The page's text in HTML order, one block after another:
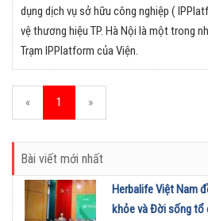
dụng dịch vụ sở hữu công nghiệp (
vệ thương hiệu TP. Hà Nội là một trong
Trạm IPPlatform của Viện.
« 1 »
Bài viết mới nhất
Herbalife Việt Nam
khỏe và Đời sống tổ